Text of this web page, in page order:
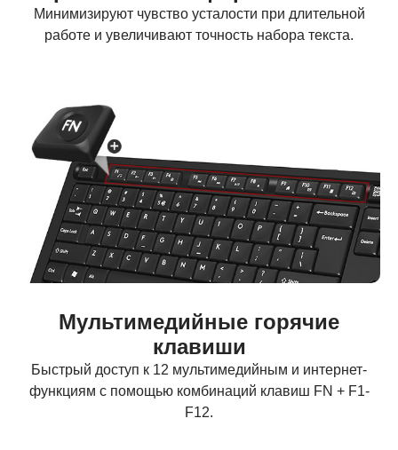
Минимизируют чувство усталости при длительной
работе и увеличивают точность набора текста.
Мультимедийные горячие
клавиши
Быстрый доступ к 12 мультимедийным и интернет-
функциям с помощью комбинаций клавиш FN + F1-
F12.